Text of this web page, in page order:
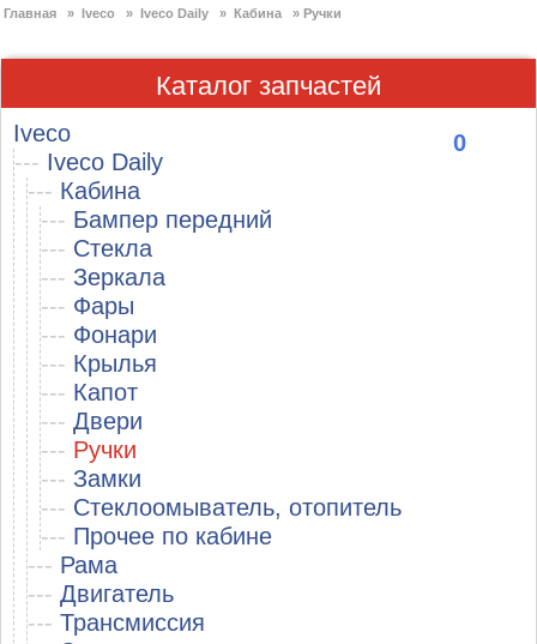
Главная » Iveco » Iveco Daily » Кабина » Ручки
Каталог запчастей
Iveco
--- Iveco Daily
--- Кабина
--- Бампер передний
--- Стекла
--- Зеркала
--- Фары
--- Фонари
--- Крылья
--- Капот
--- Двери
--- Ручки
--- Замки
--- Стеклоомыватель, отопитель
--- Прочее по кабине
--- Рама
--- Двигатель
--- Трансмиссия
0